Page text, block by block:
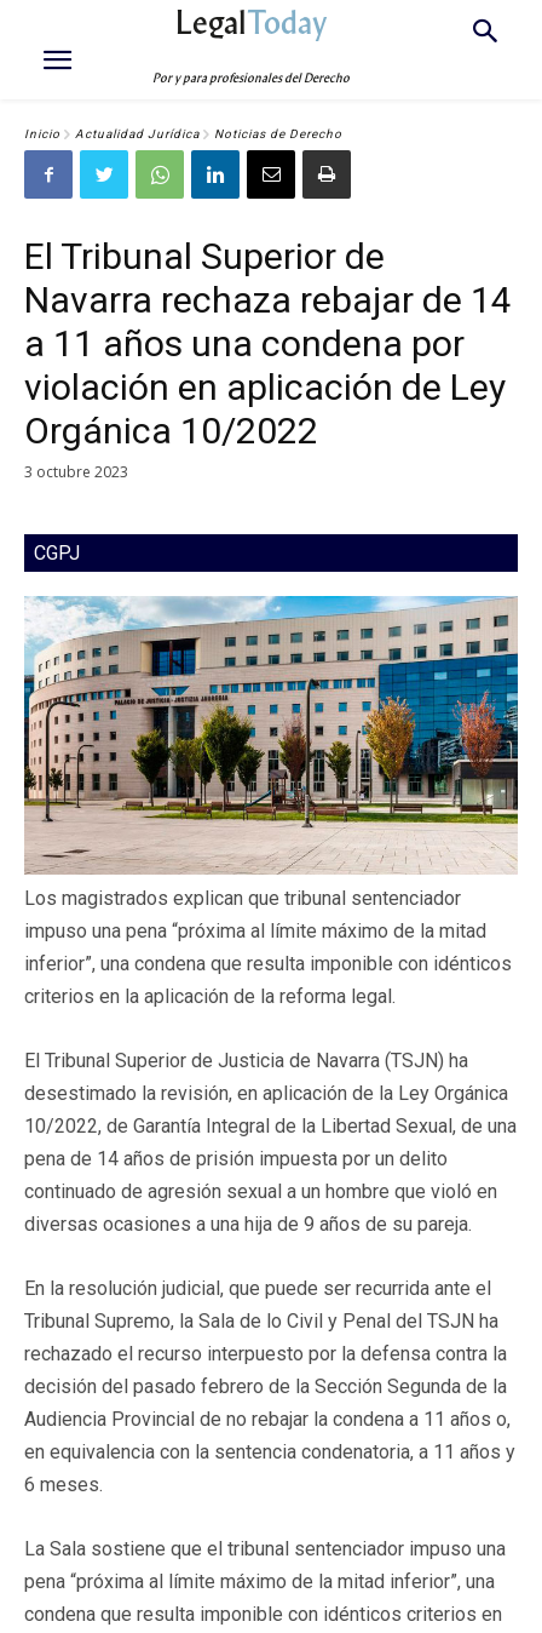
LegalToday
Por y para profesionales del Derecho
Inicio Actualidad Jurídica Noticias de Derecho
El Tribunal Superior de
Navarra rechaza rebajar de 14
a 11 años una condena por
violación en aplicación de Ley
Orgánica 10/2022
3 octubre 2023
CGPJ
Los magistrados explican que tribunal sentenciador
impuso una pena “próxima al límite máximo de la mitad
inferior”, una condena que resulta imponible con idénticos
criterios en la aplicación de la reforma legal.
El Tribunal Superior de Justicia de Navarra (TSJN) ha
desestimado la revisión, en aplicación de la Ley Orgánica
10/2022, de Garantía Integral de la Libertad Sexual, de una
pena de 14 años de prisión impuesta por un delito
continuado de agresión sexual a un hombre que violó en
diversas ocasiones a una hija de 9 años de su pareja.
En la resolución judicial, que puede ser recurrida ante el
Tribunal Supremo, la Sala de lo Civil y Penal del TSJN ha
rechazado el recurso interpuesto por la defensa contra la
decisión del pasado febrero de la Sección Segunda de la
Audiencia Provincial de no rebajar la condena a 11 años o,
en equivalencia con la sentencia condenatoria, a 11 años y
6 meses.
La Sala sostiene que el tribunal sentenciador impuso una
pena “próxima al límite máximo de la mitad inferior”, una
condena que resulta imponible con idénticos criterios en